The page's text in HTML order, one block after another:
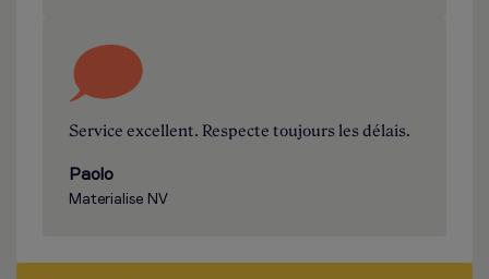
Service excellent. Respecte toujours les délais.
Paolo
Materialise NV